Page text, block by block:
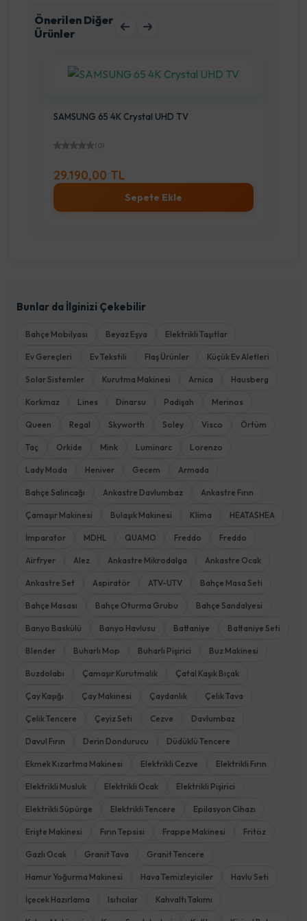
Önerilen Diğer
Ürünler
SAMSUNG 65 4K Crystal UHD TV
(0)
29.190,00 TL
Sepete Ekle
Bunlar da İlginizi Çekebilir
Bahçe Mobilyası Beyaz Eşya Elektrikli Taşıtlar
Ev Gereçleri Ev Tekstili Flaş Ürünler Küçük Ev Aletleri
Solar Sistemler Kurutma Makinesi Arnica Hausberg
Korkmaz Lines Dinarsu Padişah Merinos
Queen Regal Skyworth Soley Visco Örtüm
Taç Orkide Mink Luminarc Lorenzo
Lady Moda Heniver Gecem Armada
Bahçe Salıncağı Ankastre Davlumbaz Ankastre Fırın
Çamaşır Makinesi Bulaşık Makinesi Klima HEATASHEA
İmparator MDHL QUAMO Freddo Freddo
Airfryer Alez Ankastre Mikrodalga Ankastre Ocak
Ankastre Set Aspiratör ATV-UTV Bahçe Masa Seti
Bahçe Masası Bahçe Oturma Grubu Bahçe Sandalyesi
Banyo Baskülü Banyo Havlusu Battaniye Battaniye Seti
Blender Buharlı Mop Buharlı Pişirici Buz Makinesi
Buzdolabı Çamaşır Kurutmalık Çatal Kaşık Bıçak
Çay Kaşığı Çay Makinesi Çaydanlık Çelik Tava
Çelik Tencere Çeyiz Seti Cezve Davlumbaz
Davul Fırın Derin Dondurucu Düdüklü Tencere
Ekmek Kızartma Makinesi Elektrikli Cezve Elektrikli Fırın
Elektrikli Musluk Elektrikli Ocak Elektrikli Pişirici
Elektrikli Süpürge Elektrikli Tencere Epilasyon Cihazı
Erişte Makinesi Fırın Tepsisi Frappe Makinesi Fritöz
Gazlı Ocak Granit Tava Granit Tencere
Hamur Yoğurma Makinesi Hava Temizleyiciler Havlu Seti
İçecek Hazırlama Isıtıcılar Kahvaltı Takımı